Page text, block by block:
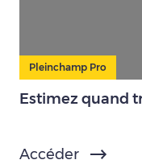
Pleinchamp Pro
Estimez quand
Accéder